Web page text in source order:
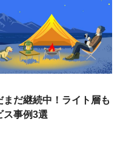
まだ継続中！ライト層も
ス事例3選